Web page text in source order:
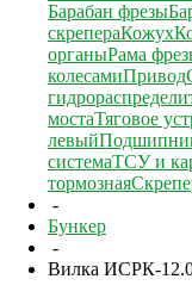
Барабан фрезы
скрепераКожух
органыРама
колесамиПривод
мостаТяговое
левый
системаТСУ и
тормозная
-
Бункер
-
Вилка ИСРК-